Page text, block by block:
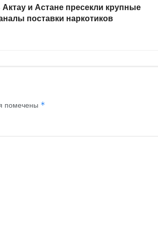
Актау и Астане пресекли крупные
поставки наркотиков
помечены *